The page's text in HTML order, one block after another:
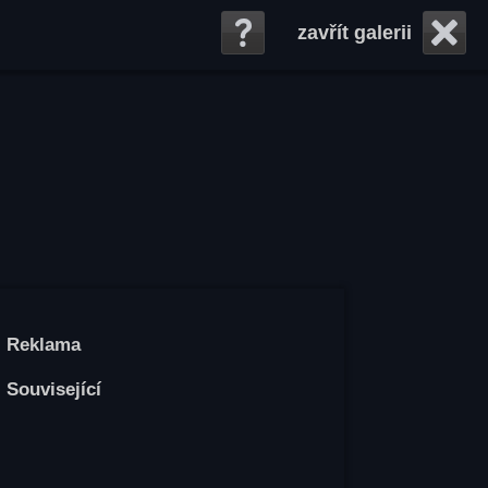
zavřít galerii
Reklama
Související